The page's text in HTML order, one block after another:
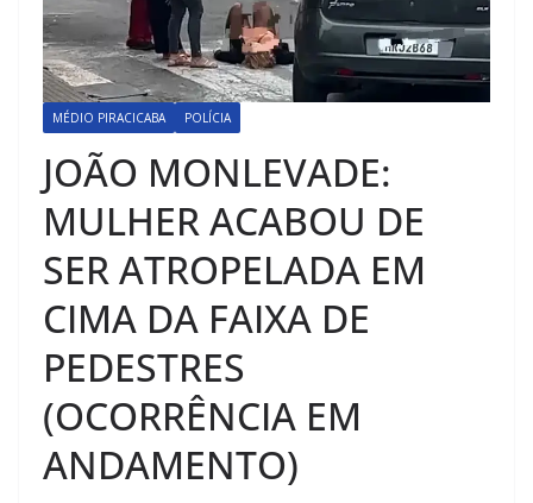
MÉDIO PIRACICABA POLÍCIA
JOÃO MONLEVADE:
MULHER ACABOU DE
SER ATROPELADA EM
CIMA DA FAIXA DE
PEDESTRES
(OCORRÊNCIA EM
ANDAMENTO)